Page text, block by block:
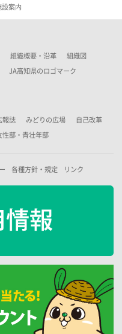
設案内
組織概要・沿革 組織図
JA高知県のロゴマーク
報誌 みどりの広場 自己改革
性部・青壮年部
各種方針・規定 リンク